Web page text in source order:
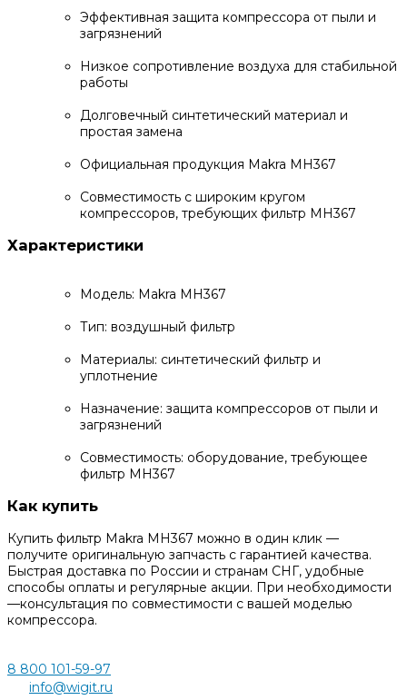
Эффективная защита компрессора от пыли и
загрязнений
Низкое сопротивление воздуха для стабильной
работы
Долговечный синтетический материал и
простая замена
Официальная продукция Makra MH367
Совместимость с широким кругом
компрессоров, требующих фильтр MH367
Характеристики
Модель: Makra MH367
Тип: воздушный фильтр
Материалы: синтетический фильтр и
уплотнение
Назначение: защита компрессоров от пыли и
загрязнений
Совместимость: оборудование, требующее
фильтр MH367
Как купить
Купить фильтр Makra MH367 можно в один клик —
получите оригинальную запчасть с гарантией качества.
Быстрая доставка по России и странам СНГ, удобные
способы оплаты и регулярные акции. При необходимости
—консультация по совместимости с вашей моделью
компрессора.
8 800 101-59-97
info@wigit.ru